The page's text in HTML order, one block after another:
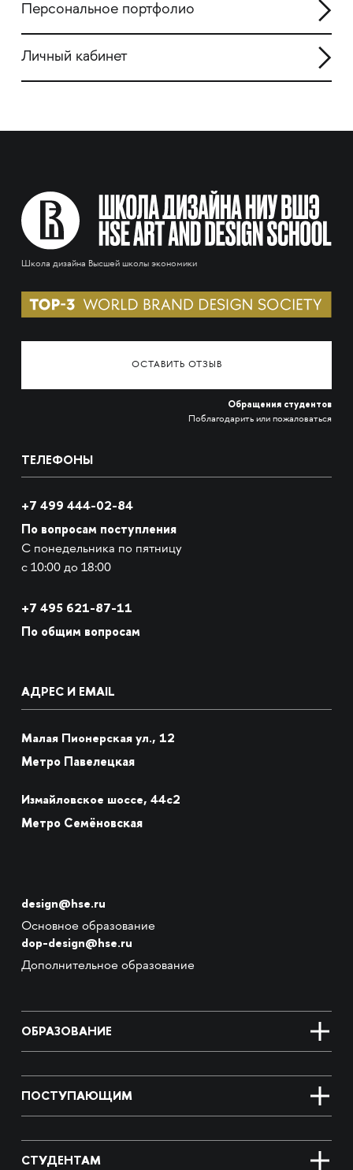
Персональное портфолио
Личный кабинет
Школа дизайна Высшей школы экономики
ОСТАВИТЬ ОТЗЫВ
Обращения студентов
Поблагодарить или пожаловаться
ТЕЛЕФОНЫ
+7 499 444-02-84
По вопросам поступления
С понедельника по пятницу
с 10:00 до 18:00
+7 495 621-87-11
По общим вопросам
АДРЕС И EMAIL
Малая Пионерская ул., 12
Метро Павелецкая
Измайловское шоссе, 44с2
Метро Семёновская
design@hse.ru
Основное образование
dop-design@hse.ru
Дополнительное образование
ОБРАЗОВАНИЕ
ПОСТУПАЮЩИМ
СТУДЕНТАМ